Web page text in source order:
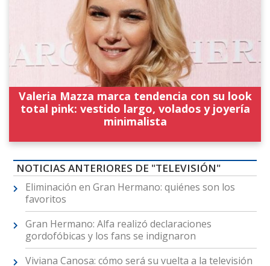
Valeria Mazza marca tendencia con su look
total pink: vestido largo, volados y joyería
minimalista
NOTICIAS ANTERIORES DE "TELEVISIÓN"
Eliminación en Gran Hermano: quiénes son los
favoritos
Gran Hermano: Alfa realizó declaraciones
gordofóbicas y los fans se indignaron
Viviana Canosa: cómo será su vuelta a la televisión